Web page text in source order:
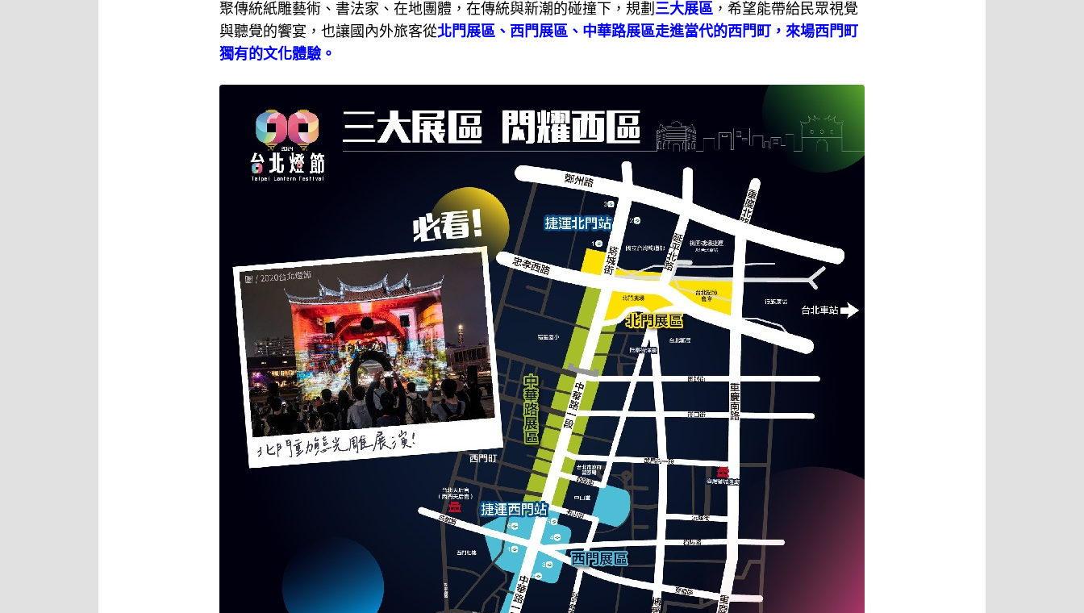
聚傳統紙雕藝術、書法家、在地團體，在傳統與新潮的碰撞下，規劃 三大展區 ，希望能帶給民眾視覺
與聽覺的饗宴，也讓國內外旅客從北門展區、西門展區、中華路展區走進當代的西門町，來場西門町
獨有的文化體驗。